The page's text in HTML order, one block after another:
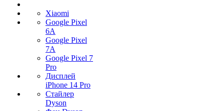
Xiaomi
Google Pixel
6A
Google Pixel
7А
Google Pixel 7
Pro
Дисплей
iPhone 14 Pro
Стайлер
Dyson